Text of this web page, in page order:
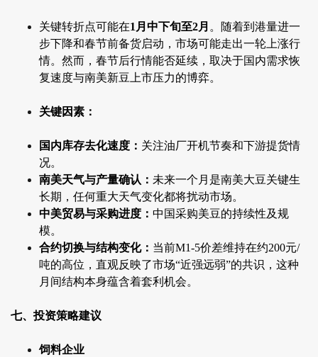
关键转折点可能在1月中下旬至2月 。随着到港量进一
步下降和春节前备货启动，市场可能走出一轮上涨行
情。然而，春节后行情能否延续，取决于国内需求恢
复速度与南美新豆上市压力的博弈。
关键因素：
国内库存去化速度： 关注油厂开机节奏和下游提货情
况。
南美天气与产量确认： 未来一个月是南美大豆关键生
长期，任何重大天气变化都将扰动市场。
中美贸易与采购进度： 中国采购美豆的持续性及规
模。
合约切换与结构变化： 当前M1-5价差维持在约200元/
吨的高位，直观反映了市场“近强远弱”的共识，这种
月间结构本身蕴含着套利机会。
七、投资策略建议
饲料企业